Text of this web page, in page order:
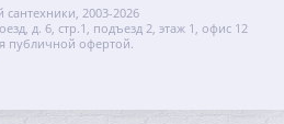
2003-2026
д. 6, стр.1, подъезд 2, этаж 1, офис 12
публичной офертой.